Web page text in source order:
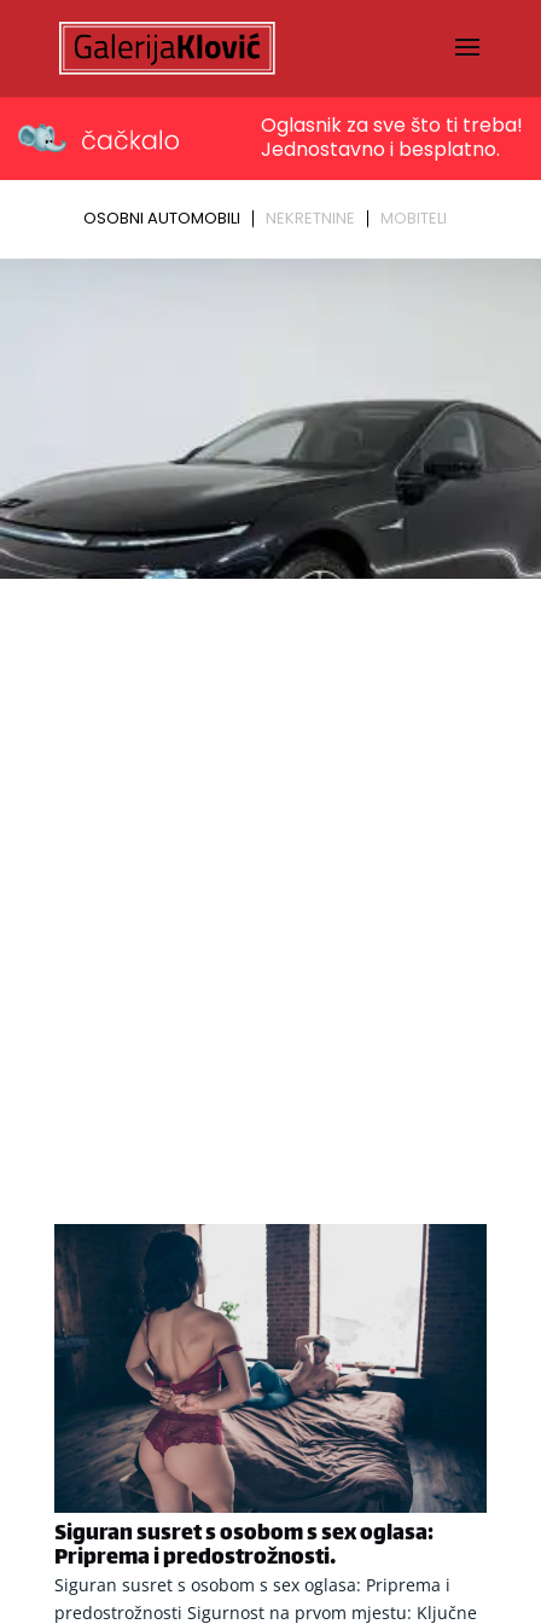
Siguran susret s osobom s sex oglasa:
Priprema i predostrožnosti.
Siguran susret s osobom s sex oglasa: Priprema i
predostrožnosti Sigurnost na prvom mjestu: Ključne